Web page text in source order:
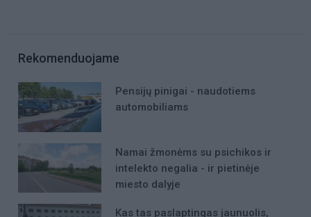
Rekomenduojame
Pensijų pinigai - naudotiems
automobiliams
Namai žmonėms su psichikos ir
intelekto negalia - ir pietinėje
miesto dalyje
Kas tas paslaptingas jaunuolis,